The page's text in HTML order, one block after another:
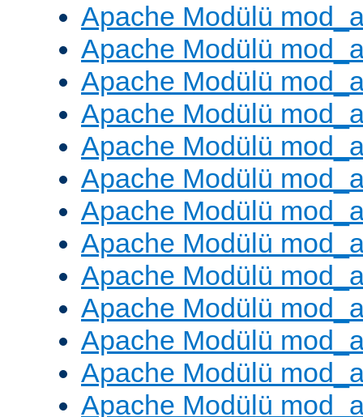
Apache Modülü
Apache Modülü
Apache Modülü
Apache Modülü
Apache Modülü
Apache Modülü
Apache Modülü
Apache Modülü
Apache Modülü
Apache Modülü
Apache Modülü
Apache Modülü
Apache Modülü